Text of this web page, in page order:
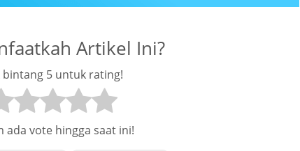
Artikel Ini?
bintang 5 untuk rating!
ada vote hingga saat ini!